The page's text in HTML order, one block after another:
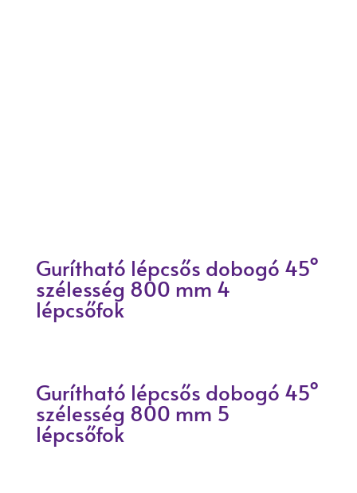
Gurítható lépcsős dobogó 45°
szélesség 800 mm 4
lépcsőfok
Gurítható lépcsős dobogó 45°
szélesség 800 mm 5
lépcsőfok